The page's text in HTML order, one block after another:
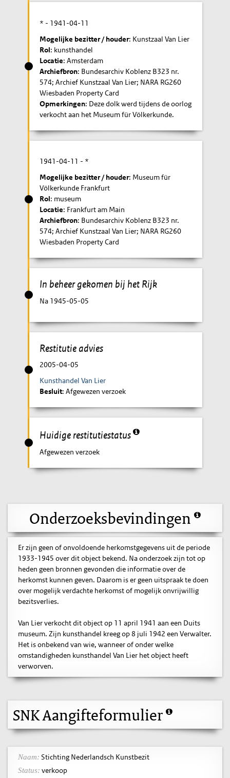
* - 1941-04-11
Mogelijke bezitter / houder: Kunstzaal Van Lier
Rol: kunsthandel
Locatie: Amsterdam
Archiefbron: Bundesarchiv Koblenz B323 nr.
574; Archief Kunstzaal Van Lier; NARA RG260
Wiesbaden Property Card
Opmerkingen: Deze dolk werd tijdens de oorlog
verkocht aan het Museum für Völkerkunde.
1941-04-11 - *
Mogelijke bezitter / houder: Museum für
Völkerkunde Frankfurt
Rol: museum
Locatie: Frankfurt am Main
Archiefbron: Bundesarchiv Koblenz B323 nr.
574; Archief Kunstzaal Van Lier; NARA RG260
Wiesbaden Property Card
In beheer gekomen bij het Rijk
Na 1945-05-05
Restitutie advies
2005-04-05
Kunsthandel Van Lier
Besluit: Afgewezen verzoek
Huidige restitutiestatus
Afgewezen verzoek
Onderzoeksbevindingen
Er zijn geen of onvoldoende herkomstgegevens uit de periode
1933-1945 over dit object bekend. Na onderzoek zijn tot op
heden geen bronnen gevonden die informatie over de
herkomst kunnen geven. Daarom is er geen uitspraak te doen
over mogelijk verdachte herkomst of mogelijk onvrijwillig
bezitsverlies.
Van Lier verkocht dit object op 11 april 1941 aan een Duits
museum. Zijn kunsthandel kreeg op 8 juli 1942 een Verwalter.
Het is onbekend van wie, wanneer of onder welke
omstandigheden kunsthandel Van Lier het object heeft
verworven.
SNK Aangifteformulier
Naam: Stichting Nederlandsch Kunstbezit
Status: verkoop